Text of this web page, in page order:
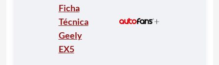
Ficha
Técnica
Geely
EX5